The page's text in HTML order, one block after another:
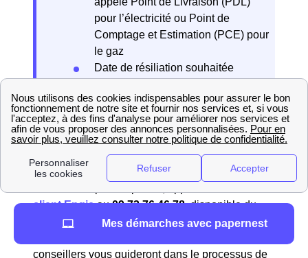
pour l’électricité ou Point de
Comptage et Estimation (PCE) pour
le gaz
Date de résiliation souhaitée
vous disposez d’un compteur Linky)
Par téléphone
client Engieau09.73.76.46.78, disponible du
lundi au samedi de 08h00 à 21h00 et le
conseillers vous guideront dans le processus de
Mes démarches avec papernest